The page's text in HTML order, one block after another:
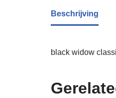
Beschrijving
black widow